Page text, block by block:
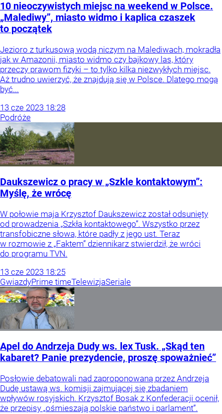
10 nieoczywistych miejsc na weekend w Polsce.
„Malediwy”, miasto widmo i kaplica czaszek
to początek
Jezioro z turkusową wodą niczym na Malediwach, mokradła
jak w Amazonii, miasto widmo czy bajkowy las, który
przeczy prawom fizyki – to tylko kilka niezwykłych miejsc.
Aż trudno uwierzyć, że znajdują się w Polsce. Dlatego mogą
być...
13 cze 2023 18:28
Podróże
Daukszewicz o pracy w „Szkle kontaktowym”:
Myślę, że wrócę
W połowie maja Krzysztof Daukszewicz został odsunięty
od prowadzenia „Szkła kontaktowego”. Wszystko przez
transfobiczne słowa, które padły z jego ust. Teraz
w rozmowie z „Faktem” dziennikarz stwierdził, że wróci
do programu TVN.
13 cze 2023 18:25
GwiazdyPrime timeTelewizjaSeriale
Apel do Andrzeja Dudy ws. lex Tusk. „Skąd ten
kabaret? Panie prezydencie, proszę spoważnieć”
Posłowie debatowali nad zaproponowaną przez Andrzeja
Dudę ustawą ws. komisji zajmującej się zbadaniem
wpływów rosyjskich. Krzysztof Bosak z Konfederacji ocenił,
że przepisy „ośmieszają polskie państwo i parlament”.